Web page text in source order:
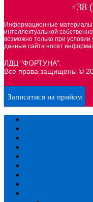
+38
Информационные
интеллектуальной
возможно только при
данные сайта носят
ЛДЦ "ФОРТУНА".
Все права защищены ©
Записатися на прийом